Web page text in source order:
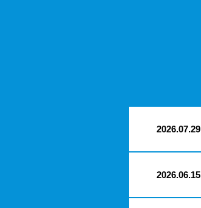
2026.07.29
2026.06.15